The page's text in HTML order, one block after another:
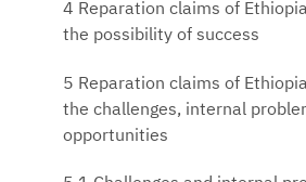
4 Reparation claims of
the possibility of success
5 Reparation claims of
the challenges, internal
opportunities